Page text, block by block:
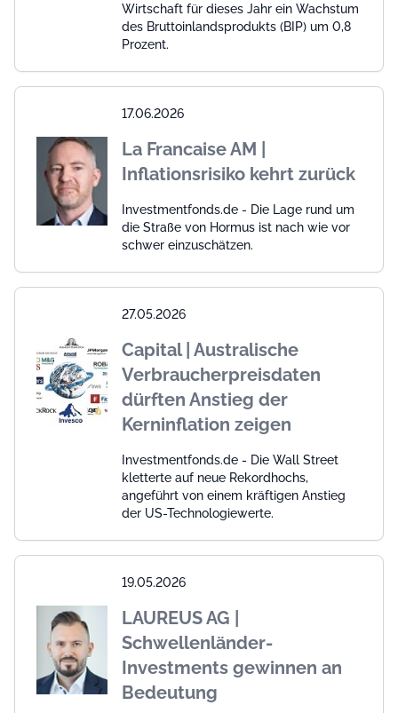
Wirtschaft für dieses Jahr ein Wachstum
des Bruttoinlandsprodukts (BIP) um 0,8
Prozent.
17.06.2026
La Francaise AM |
Inflationsrisiko kehrt zurück
Investmentfonds.de - Die Lage rund um
die Straße von Hormus ist nach wie vor
schwer einzuschätzen.
27.05.2026
Capital | Australische
Verbraucherpreisdaten
dürften Anstieg der
Kerninflation zeigen
Investmentfonds.de - Die Wall Street
kletterte auf neue Rekordhochs,
angeführt von einem kräftigen Anstieg
der US-Technologiewerte.
19.05.2026
LAUREUS AG |
Schwellenländer-
Investments gewinnen an
Bedeutung